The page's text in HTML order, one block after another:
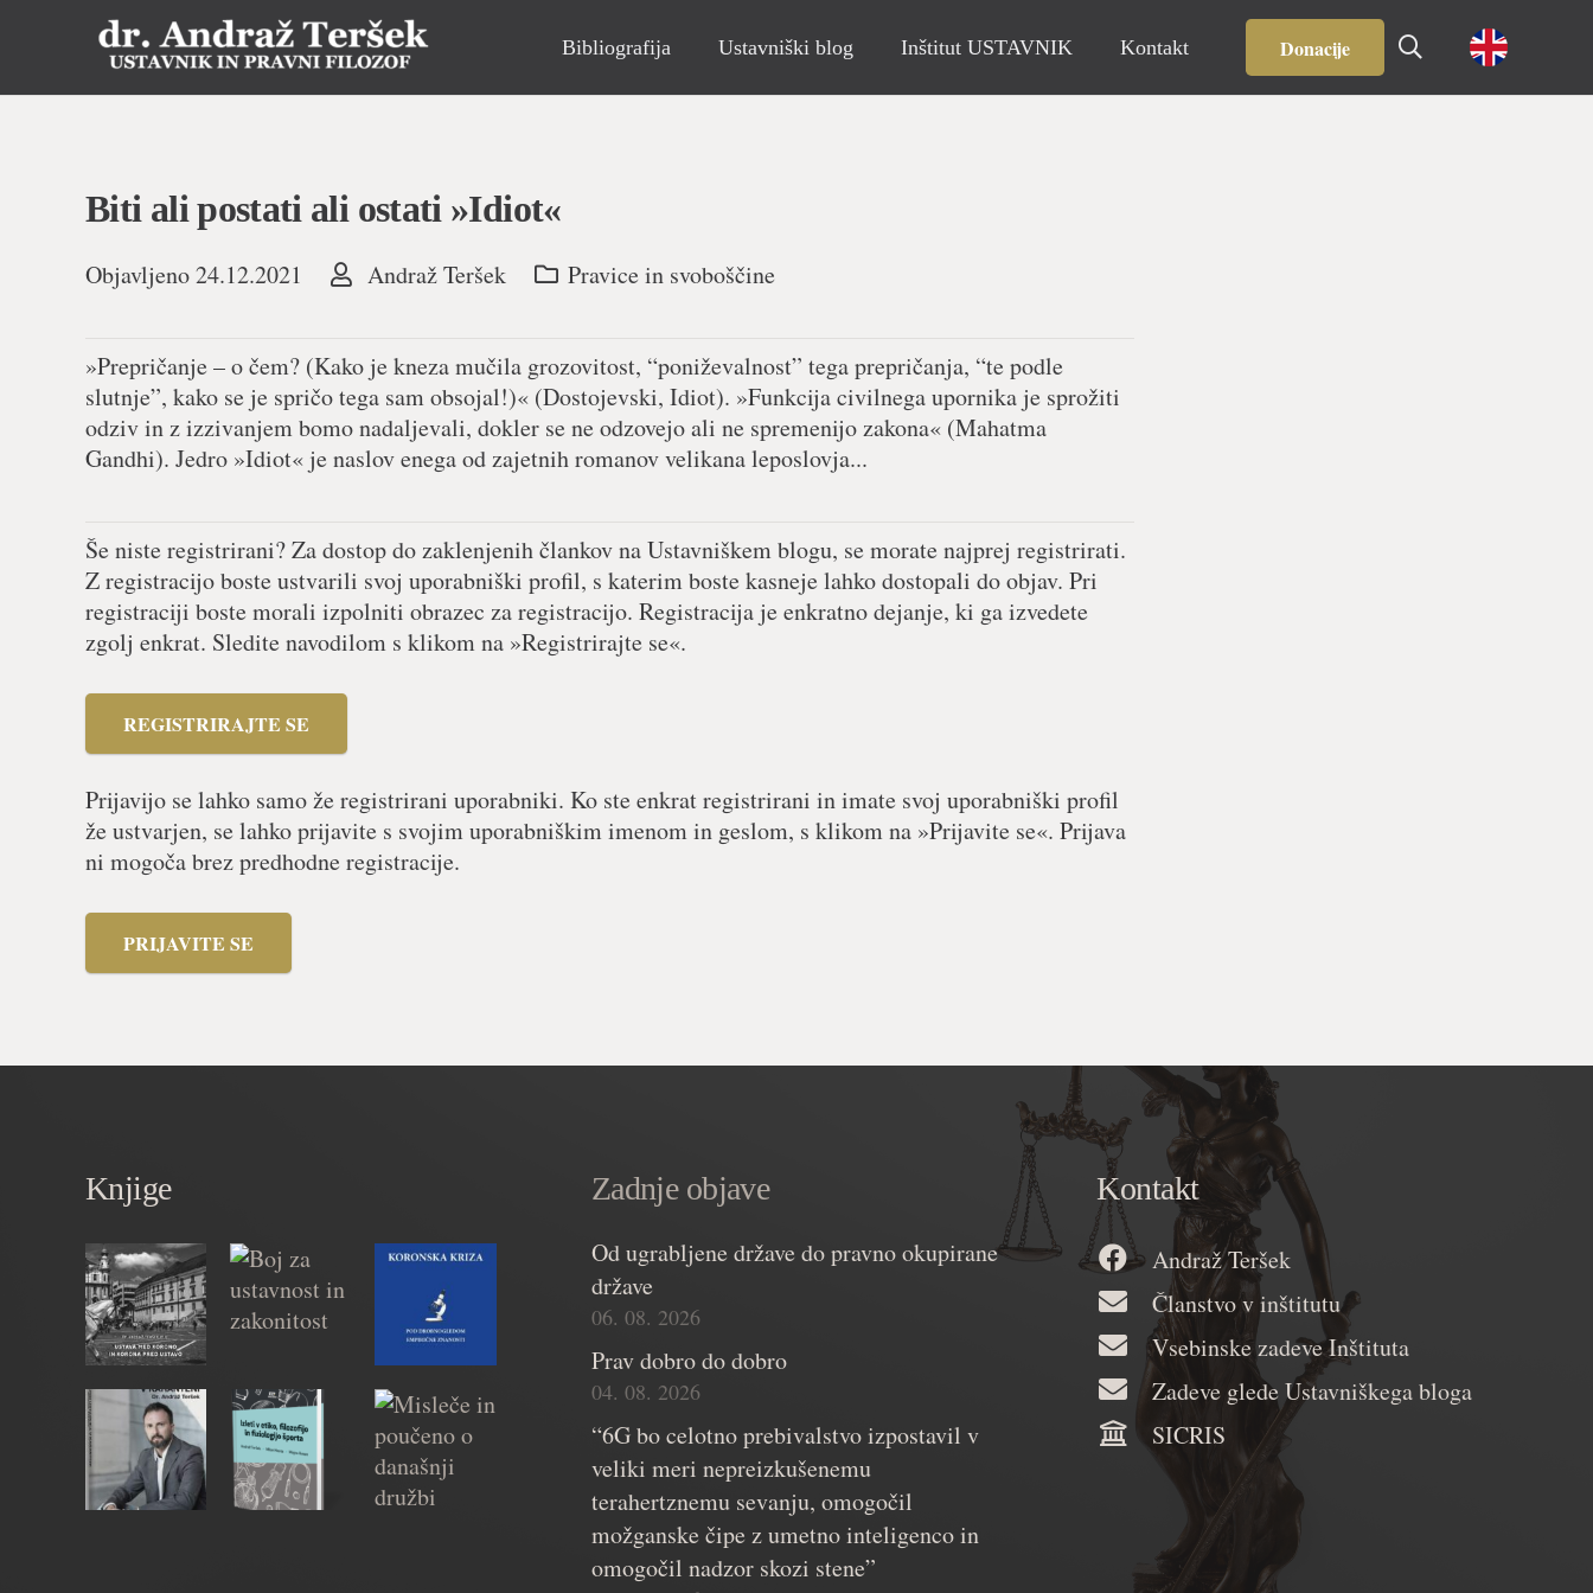
Bibliografija Ustavniški blog Inštitut USTAVNIK Kontakt Donacije
Biti ali postati ali ostati »Idiot«
Objavljeno24.12.2021 Andraž Teršek Pravice in svoboščine
»Prepričanje – o čem? (Kako je kneza mučila grozovitost, “poniževalnost” tega prepričanja, “te podle
slutnje”, kako se je spričo tega sam obsojal!)« (Dostojevski, Idiot). »Funkcija civilnega upornika je sprožiti
odziv in z izzivanjem bomo nadaljevali, dokler se ne odzovejo ali ne spremenijo zakona« (Mahatma
Gandhi). Jedro »Idiot« je naslov enega od zajetnih romanov velikana leposlovja...
Še niste registrirani? Za dostop do zaklenjenih člankov na Ustavniškem blogu, se morate najprej registrirati.
Z registracijo boste ustvarili svoj uporabniški profil, s katerim boste kasneje lahko dostopali do objav. Pri
registraciji boste morali izpolniti obrazec za registracijo. Registracija je enkratno dejanje, ki ga izvedete
zgolj enkrat. Sledite navodilom s klikom na »Registrirajte se«.
REGISTRIRAJTE SE
Prijavijo se lahko samo že registrirani uporabniki. Ko ste enkrat registrirani in imate svoj uporabniški profil
že ustvarjen, se lahko prijavite s svojim uporabniškim imenom in geslom, s klikom na »Prijavite se«. Prijava
ni mogoča brez predhodne registracije.
PRIJAVITE SE
Knjige Zadnje objave
Od ugrabljene države do pravno okupirane
države
06. 08. 2026
Prav dobro do dobro
04. 08. 2026
“6G bo celotno prebivalstvo izpostavil v
veliki meri nepreizkušenemu
terahertznemu sevanju, omogočil
možganske čipe z umetno inteligenco in
omogočil nadzor skozi stene”
Kontakt
Andraž Teršek
Članstvo v inštitutu
Vsebinske zadeve Inštituta
Zadeve glede Ustavniškega bloga
SICRIS